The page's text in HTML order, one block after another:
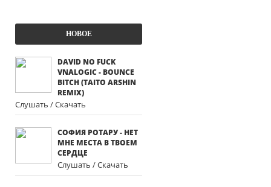
НОВОЕ
DAVID NO FUCK
VNALOGIC - BOUNCE
BITCH (TAITO ARSHIN
REMIX)
Слушать / Скачать
СОФИЯ РОТАРУ - НЕТ
МНЕ МЕСТА В ТВОЕМ
СЕРДЦЕ
Слушать / Скачать